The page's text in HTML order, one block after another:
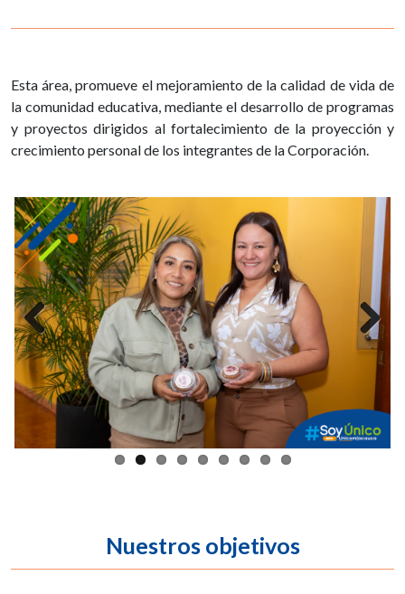
Esta área, promueve el mejoramiento de la calidad de vida de
la comunidad educativa, mediante el desarrollo de programas
y proyectos dirigidos al fortalecimiento de la proyección y
crecimiento personal de los integrantes de la Corporación.
Previous Next
Nuestros objetivos